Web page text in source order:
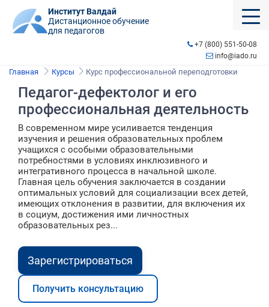
Институт Валдай
Дистанционное обучение
для педагогов
+7 (800) 551-50-08
info@iado.ru
Главная Курсы Курс профессиональной переподготовки
Педагог-дефектолог и его
профессиональная деятельность
В современном мире усиливается тенденция
изучения и решения образовательных проблем
учащихся с особыми образовательными
потребностями в условиях инклюзивного и
интегративного процесса в начальной школе.
Главная цель обучения заключается в создании
оптимальных условий для социализации всех детей,
имеющих отклонения в развитии, для включения их
в социум, достижения ими личностных
образовательных рез...
Зарегистрироваться
Получить консультацию